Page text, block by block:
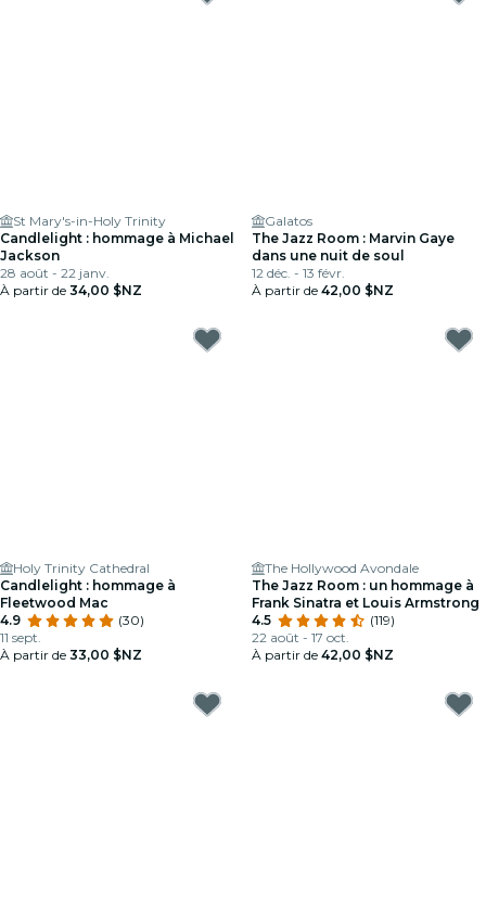
St Mary's-in-Holy Trinity
Candlelight : hommage à Michael
Jackson
28 août - 22 janv.
À partir de 34,00 $NZ
Galatos
The Jazz Room : Marvin Gaye
dans une nuit de soul
12 déc. - 13 févr.
À partir de 42,00 $NZ
Holy Trinity Cathedral
Candlelight : hommage à
Fleetwood Mac
4.9
(30)
11 sept.
À partir de 33,00 $NZ
The Hollywood Avondale
The Jazz Room : un hommage à
Frank Sinatra et Louis Armstrong
4.5
(119)
22 août - 17 oct.
À partir de 42,00 $NZ